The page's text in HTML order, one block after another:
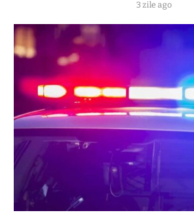
3 zile ago